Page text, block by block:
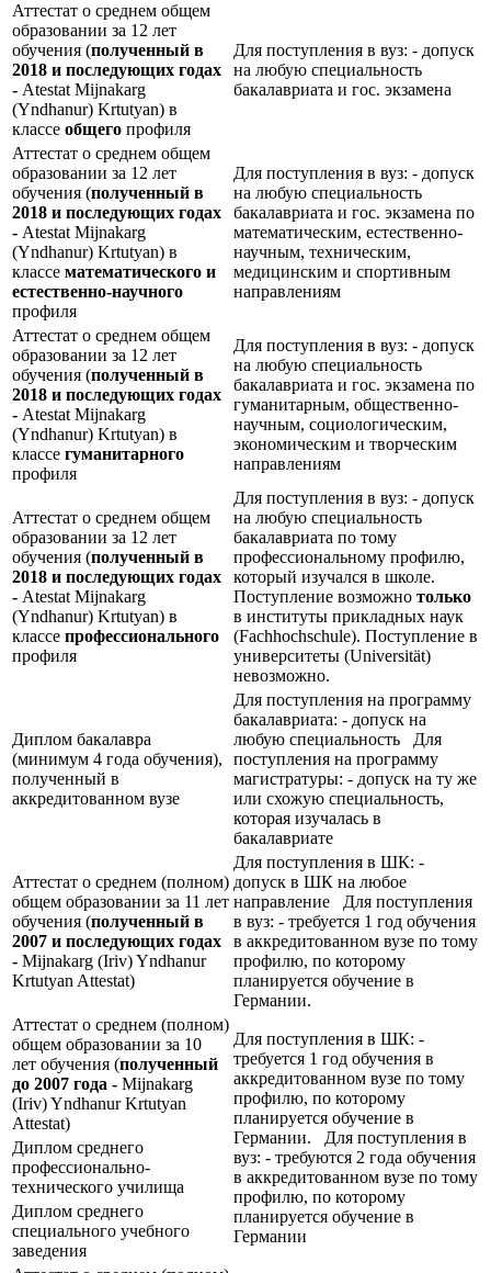
Аттестат о среднем общем
образовании за 12 лет
обучения (полученный в
2018 и последующих годах
- Atestat Mijnakarg
(Yndhanur) Krtutyan) в
классе общего профиля
Для поступления в вуз: - допуск
на любую специальность
бакалавриата и гос. экзамена
Аттестат о среднем общем
образовании за 12 лет
обучения (полученный в
2018 и последующих годах
- Atestat Mijnakarg
(Yndhanur) Krtutyan) в
классе математического и
естественно-научного
профиля
Для поступления в вуз: - допуск
на любую специальность
бакалавриата и гос. экзамена по
математическим, естественно-
научным, техническим,
медицинским и спортивным
направлениям
Аттестат о среднем общем
образовании за 12 лет
обучения (полученный в
2018 и последующих годах
- Atestat Mijnakarg
(Yndhanur) Krtutyan) в
классе гуманитарного
профиля
Для поступления в вуз: - допуск
на любую специальность
бакалавриата и гос. экзамена по
гуманитарным, общественно-
научным, социологическим,
экономическим и творческим
направлениям
Аттестат о среднем общем
образовании за 12 лет
обучения (полученный в
2018 и последующих годах
- Atestat Mijnakarg
(Yndhanur) Krtutyan) в
классе профессионального
профиля
Для поступления в вуз: - допуск
на любую специальность
бакалавриата по тому
профессиональному профилю,
который изучался в школе.
Поступление возможно только
в институты прикладных наук
(Fachhochschule). Поступление в
университеты (Universität)
невозможно.
Диплом бакалавра
(минимум 4 года обучения),
полученный в
аккредитованном вузе
Для поступления на программу
бакалавриата: - допуск на
любую специальность Для
поступления на программу
магистратуры: - допуск на ту же
или схожую специальность,
которая изучалась в
бакалавриате
Аттестат о среднем (полном)
общем образовании за 11 лет
обучения (полученный в
2007 и последующих годах
- Mijnakarg (Iriv) Yndhanur
Krtutyan Attestat)
Для поступления в ШК: -
допуск в ШК на любое
направление Для поступления
в вуз: - требуется 1 год обучения
в аккредитованном вузе по тому
профилю, по которому
планируется обучение в
Германии.
Аттестат о среднем (полном)
общем образовании за 10
лет обучения (полученный
до 2007 года - Mijnakarg
(Iriv) Yndhanur Krtutyan
Attestat)
Для поступления в ШК: -
требуется 1 год обучения в
аккредитованном вузе по тому
профилю, по которому
планируется обучение в
Германии. Для поступления в
вуз: - требуются 2 года обучения
в аккредитованном вузе по тому
профилю, по которому
планируется обучение в
Германии
Диплом среднего
профессионально-
технического училища
Диплом среднего
специального учебного
заведения